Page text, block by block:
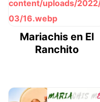
Mariachis en El
Ranchito